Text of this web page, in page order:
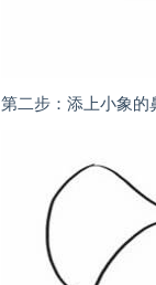
第二步：添上小象的